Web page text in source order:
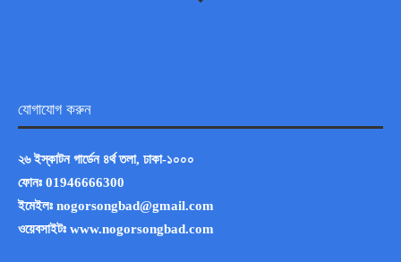
যোগাযোগ করুন
২৬ ইস্কাটন গার্ডেন ৪র্থ তলা, ঢাকা-১০০০
ফোনঃ 01946666300
ইমেইলঃ nogorsongbad@gmail.com
ওয়েবসাইটঃ www.nogorsongbad.com